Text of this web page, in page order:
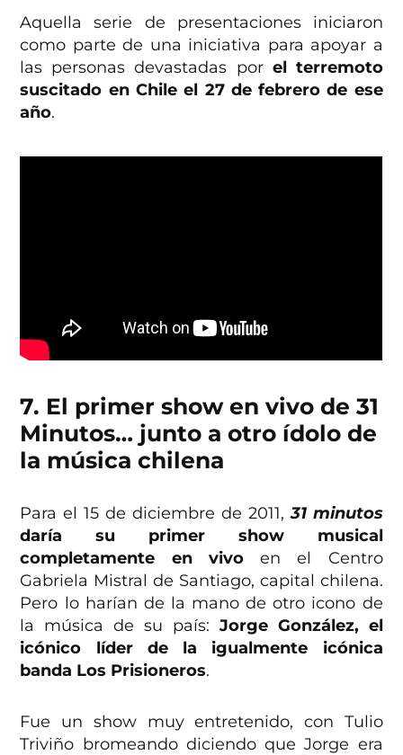
Aquella serie de presentaciones iniciaron
como parte de una iniciativa para apoyar a
las personas devastadas por el terremoto
suscitado en Chile el 27 de febrero de ese
año.
7. El primer show en vivo de 31
Minutos… junto a otro ídolo de
la música chilena
Para el 15 de diciembre de 2011,31 minutos
daría su primer show musical
completamente en vivoen el Centro
Gabriela Mistral de Santiago, capital chilena.
Pero lo harían de la mano de otro icono de
la música de su país: Jorge González, el
icónico líder de la igualmente icónica
banda Los Prisioneros.
Fue un show muy entretenido, con Tulio
Triviño bromeando diciendo que Jorge era